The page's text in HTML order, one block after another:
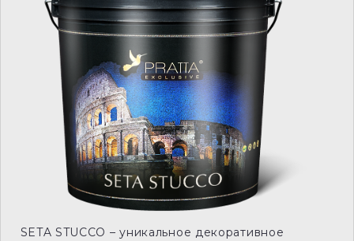
SETA STUССO – уникальное декоративное